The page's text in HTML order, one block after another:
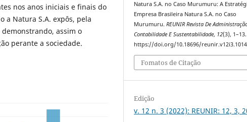
nos anos iniciais e finais do
a Natura S.A. expôs, pela
assim o
perante a sociedade.
Natura S.A. no Caso Murumuru: A
Empresa Brasileira Natura S.A. no Caso
Murumuru.REUNIR Revista De
Contabilidade E Sustentabilidade, 12(3), 1–13.
https://doi.org/10.18696/reunir.v12i3.1014
Fomatos de Citação
Edição
v. 12 n. 3 (2022): REUNIR: 12, 3,